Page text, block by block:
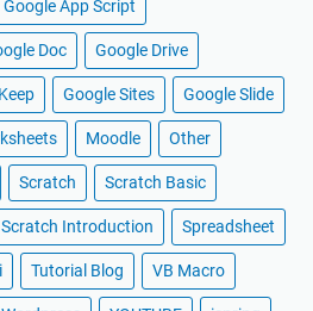
Google App Script
Doc Google Drive
Google Sites Google Slide
Moodle Other
Scratch Scratch Basic
Scratch Introduction Spreadsheet
Tutorial Blog VB Macro